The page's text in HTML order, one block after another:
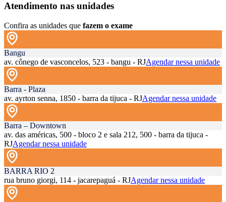
Atendimento nas unidades
Confira as unidades que fazem o exame
Bangu
av. cônego de vasconcelos, 523 - bangu - RJAgendar nessa unidade
Barra - Plaza
av. ayrton senna, 1850 - barra da tijuca - RJAgendar nessa unidade
Barra – Downtown
av. das américas, 500 - bloco 2 e sala 212, 500 - barra da tijuca -
RJAgendar nessa unidade
BARRA RIO 2
rua bruno giorgi, 114 - jacarepaguá - RJAgendar nessa unidade